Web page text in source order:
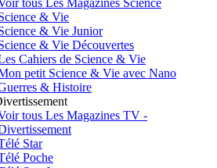
tous Les Magazines Science
& Vie
& Vie Junior
& Vie Découvertes
Cahiers de Science & Vie
petit Science & Vie avec Nano
& Histoire
tous Les Magazines TV -
Star
Poche